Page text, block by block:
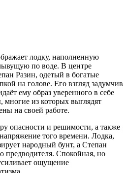
лодку, наполненную
по воде. В центре
Разин, одетый в богатые
на голове. Его взгляд задумчив
ему образ уверенного в себе
многие из которых выглядят
на своей работе.
опасности и решимости, а также
того времени. Лодка,
народный бунт, а Степан
предводителя. Спокойная, но
ощущение